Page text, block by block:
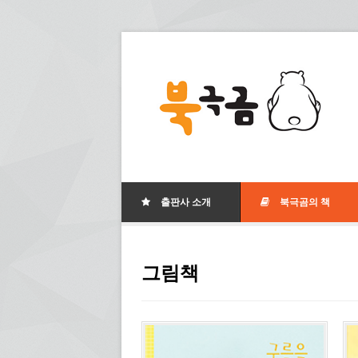
출판사 소개 북극곰의 책
그림책